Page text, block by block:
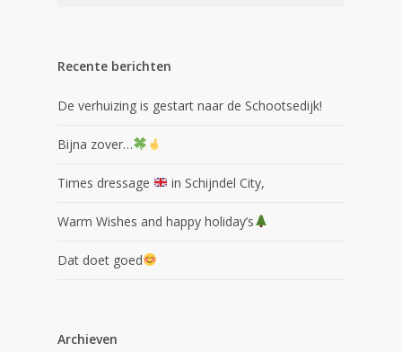
Recente berichten
De verhuizing is gestart naar de Schootsedijk!
Bijna zover…
Times dressage in Schijndel City,
Warm Wishes and happy holiday’s
Dat doet goed
Archieven